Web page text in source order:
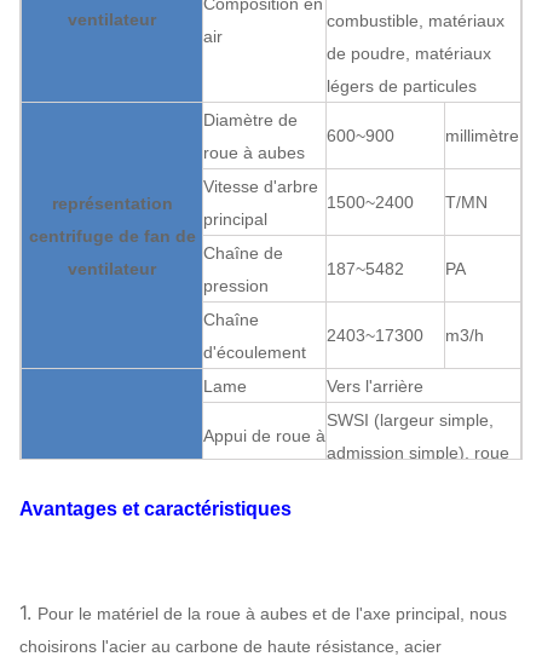
ventilateur
air
combustible, matériaux
de poudre, matériaux
légers de particules
représentation
centrifuge de fan de
ventilateur
Diamètre de
roue à aubes
600~900 millimètre
Vitesse d'arbre
principal
1500~2400 T/MN
Chaîne de
pression
187~5482 PA
Chaîne
d'écoulement
2403~17300 m3/h
Lame Vers l'arrière
Appui de roue à
SWSI (largeur simple,
admission simple), roue
Boîte de vitesse
Rapport du
Refroidissement à l'air,
refroidissement par
Avantages et caractéristiques
1. Pour le matériel de la roue à aubes et de l'axe principal, nous
choisirons l'acier au carbone de haute résistance, acier